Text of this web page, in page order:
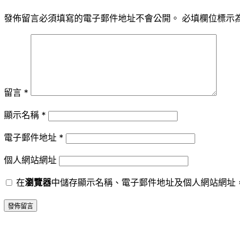
發佈留言必須填寫的電子郵件地址不會公開。 必填欄位標示
留言 *
顯示名稱 *
電子郵件地址 *
個人網站網址
在瀏覽器中儲存顯示名稱、電子郵件地址及個人網站網址